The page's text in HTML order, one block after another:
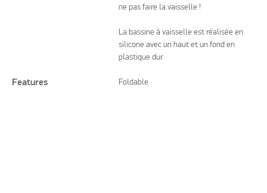
ne pas faire la vaisselle !
La bassine à vaisselle est réalisée en
silicone avec un haut et un fond en
plastique dur.
Features Foldable